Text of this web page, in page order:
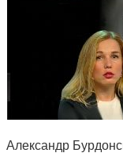
Александр